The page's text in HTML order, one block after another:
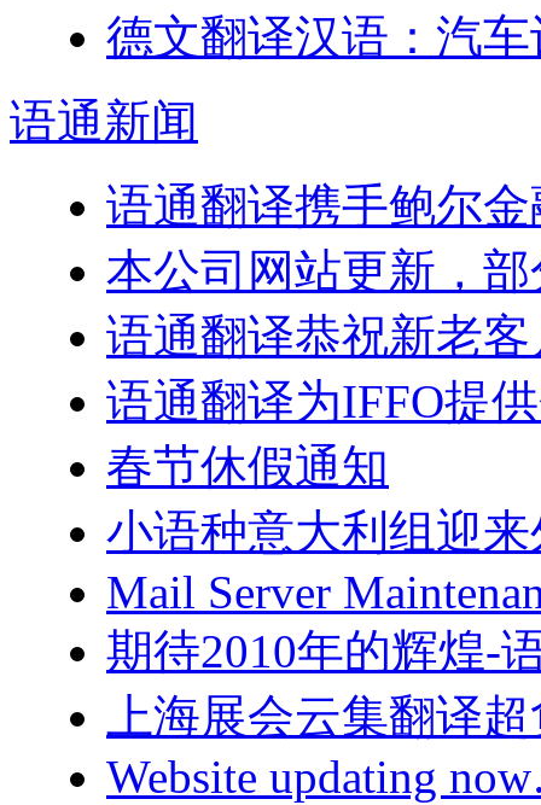
德文翻译汉语：汽
语通新闻
语通翻译携手鲍尔
本公司网站更新，
语通翻译恭祝新老
语通翻译为IFFO提
春节休假通知
小语种意大利组迎
Mail Server
期待2010年的辉煌-
上海展会云集翻译
Website updating